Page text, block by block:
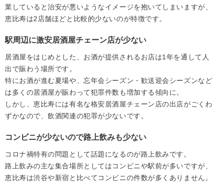
業していると治安が悪いようなイメージを抱いてしまいますが、
恵比寿は2店舗ほどと比較的少ないのが特徴です。
駅周辺に激安居酒屋チェーン店が少ない
居酒屋をはじめとした、お酒が提供されるお店は1年を通して人
出で賑わう場所です。
特にお酒が進む夏場や、忘年会シーズン・歓送迎会シーズンなど
は多くの居酒屋が賑わって犯罪件数も増加する傾向に。
しかし、恵比寿には有名な格安居酒屋チェーン店の出店がごくわ
ずかなので、飲酒関連の犯罪が少ないです。
コンビニが少ないので路上飲みも少ない
コロナ禍特有の問題として話題になるのが路上飲みです。
路上飲みの主な集合場所としてはコンビニや駅前が多いですが、
恵比寿は渋谷や新宿と比べてコンビニの件数が多くありません。